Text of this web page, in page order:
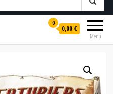
Menu
0
0,00 €